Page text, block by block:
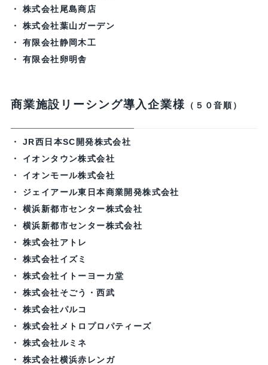
株式会社尾島商店
株式会社葉山ガーデン
有限会社静岡木工
有限会社卵明舎
商業施設リーシング導入企業様 （５０音順）
JR西日本SC開発株式会社
イオンタウン株式会社
イオンモール株式会社
ジェイアール東日本商業開発株式会社
横浜新都市センター株式会社
横浜新都市センター株式会社
株式会社アトレ
株式会社イズミ
株式会社イトーヨーカ堂
株式会社そごう・西武
株式会社パルコ
株式会社メトロプロパティーズ
株式会社ルミネ
株式会社横浜赤レンガ